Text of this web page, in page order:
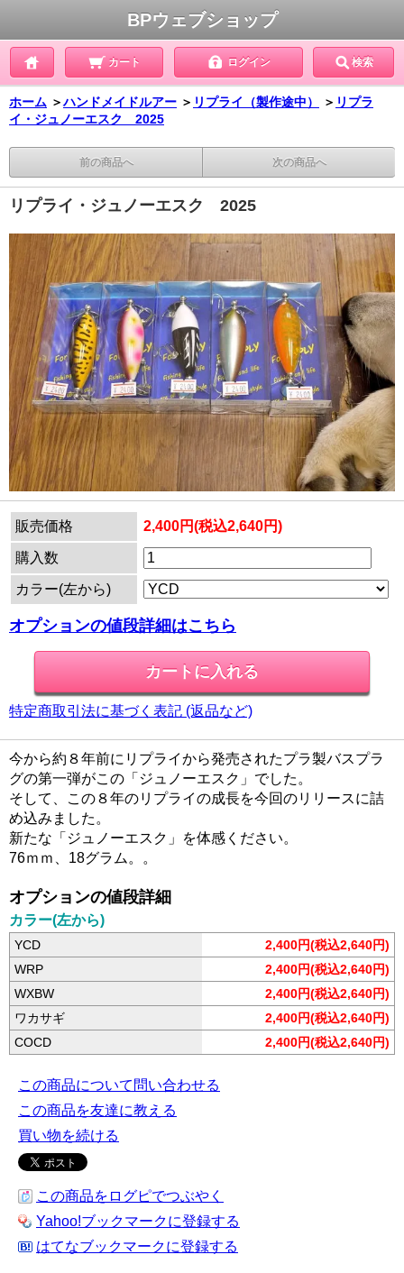
BPウェブショップ
カート ログイン 検索
ホーム ＞ハンドメイドルアー ＞ リプライ（製作途中） ＞ リプラ
イ・ジュノーエスク 2025
前の商品へ 次の商品へ
リプライ・ジュノーエスク 2025
販売価格 2,400円(税込2,640円)
購入数
カラー(左から)
オプションの値段詳細はこちら
特定商取引法に基づく表記 (返品など)
今から約８年前にリプライから発売されたプラ製バスプラ
グの第一弾がこの「ジュノーエスク」でした。
そして、この８年のリプライの成長を今回のリリースに詰
め込みました。
新たな「ジュノーエスク」を体感ください。
76ｍｍ、18グラム。。
オプションの値段詳細
カラー(左から)
YCD
2,400円(税込2,640円)
WRP
2,400円(税込2,640円)
WXBW
2,400円(税込2,640円)
ワカサギ
2,400円(税込2,640円)
COCD
2,400円(税込2,640円)
この商品について問い合わせる
この商品を友達に教える
買い物を続ける
この商品をログピでつぶやく
Yahoo!ブックマークに登録する
はてなブックマークに登録する